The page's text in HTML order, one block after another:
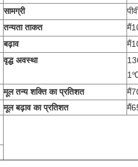
सामग्री
तन्यता ताकत मैं
बढ़ाव मैं
वृद्ध अवस्था
1
मूल तन्य शक्ति का प्रतिशत मैं
मूल बढ़ाव का प्रतिशत मैं